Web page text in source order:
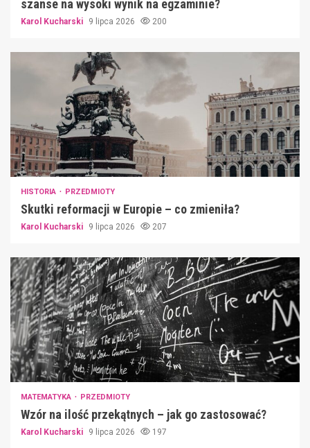
szanse na wysoki wynik na egzaminie?
Karol Kucharski 9 lipca 2026 200
HISTORIA PRZEDMIOTY
Skutki reformacji w Europie – co zmieniła?
Karol Kucharski 9 lipca 2026 207
MATEMATYKA PRZEDMIOTY
Wzór na ilość przekątnych – jak go zastosować?
Karol Kucharski 9 lipca 2026 197